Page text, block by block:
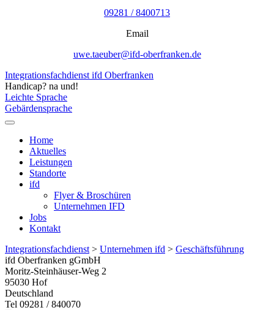
09281 / 8400713
Email
uwe.taeuber@ifd-oberfranken.de
Integrationsfachdienst ifd Oberfranken
Handicap? na und!
Leichte Sprache
Gebärdensprache
Home
Aktuelles
Leistungen
Standorte
ifd
Flyer & Broschüren
Unternehmen IFD
Jobs
Kontakt
Integrationsfachdienst > Unternehmen ifd > Geschäftsführung
ifd Oberfranken gGmbH
Moritz-Steinhäuser-Weg 2
95030 Hof
Deutschland
Tel 09281 / 840070